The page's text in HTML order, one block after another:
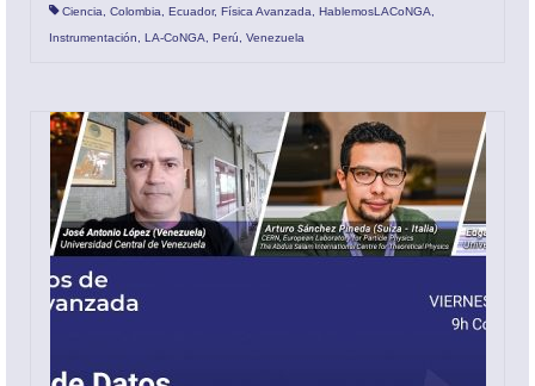
Ciencia Colombia Ecuador, Física Avanzada HablemosLACoNGA
Instrumentación
LA-CoNGA Perú Venezuela